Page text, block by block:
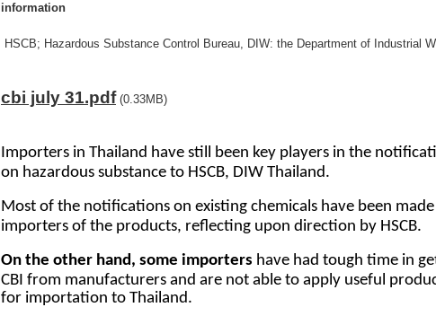
information
HSCB; Hazardous Substance Control Bureau, DIW: the Department of Industrial
cbi july 31.pdf (0.33MB)
Importers in Thailand have still been key players in the
on hazardous substance to HSCB, DIW Thailand.
Most of the notifications on existing chemicals have been
importers of the products, reflecting upon direction by HSCB.
On the other hand, some importers have had tough time in
CBI from manufacturers and are not able to apply useful
for importation to Thailand.